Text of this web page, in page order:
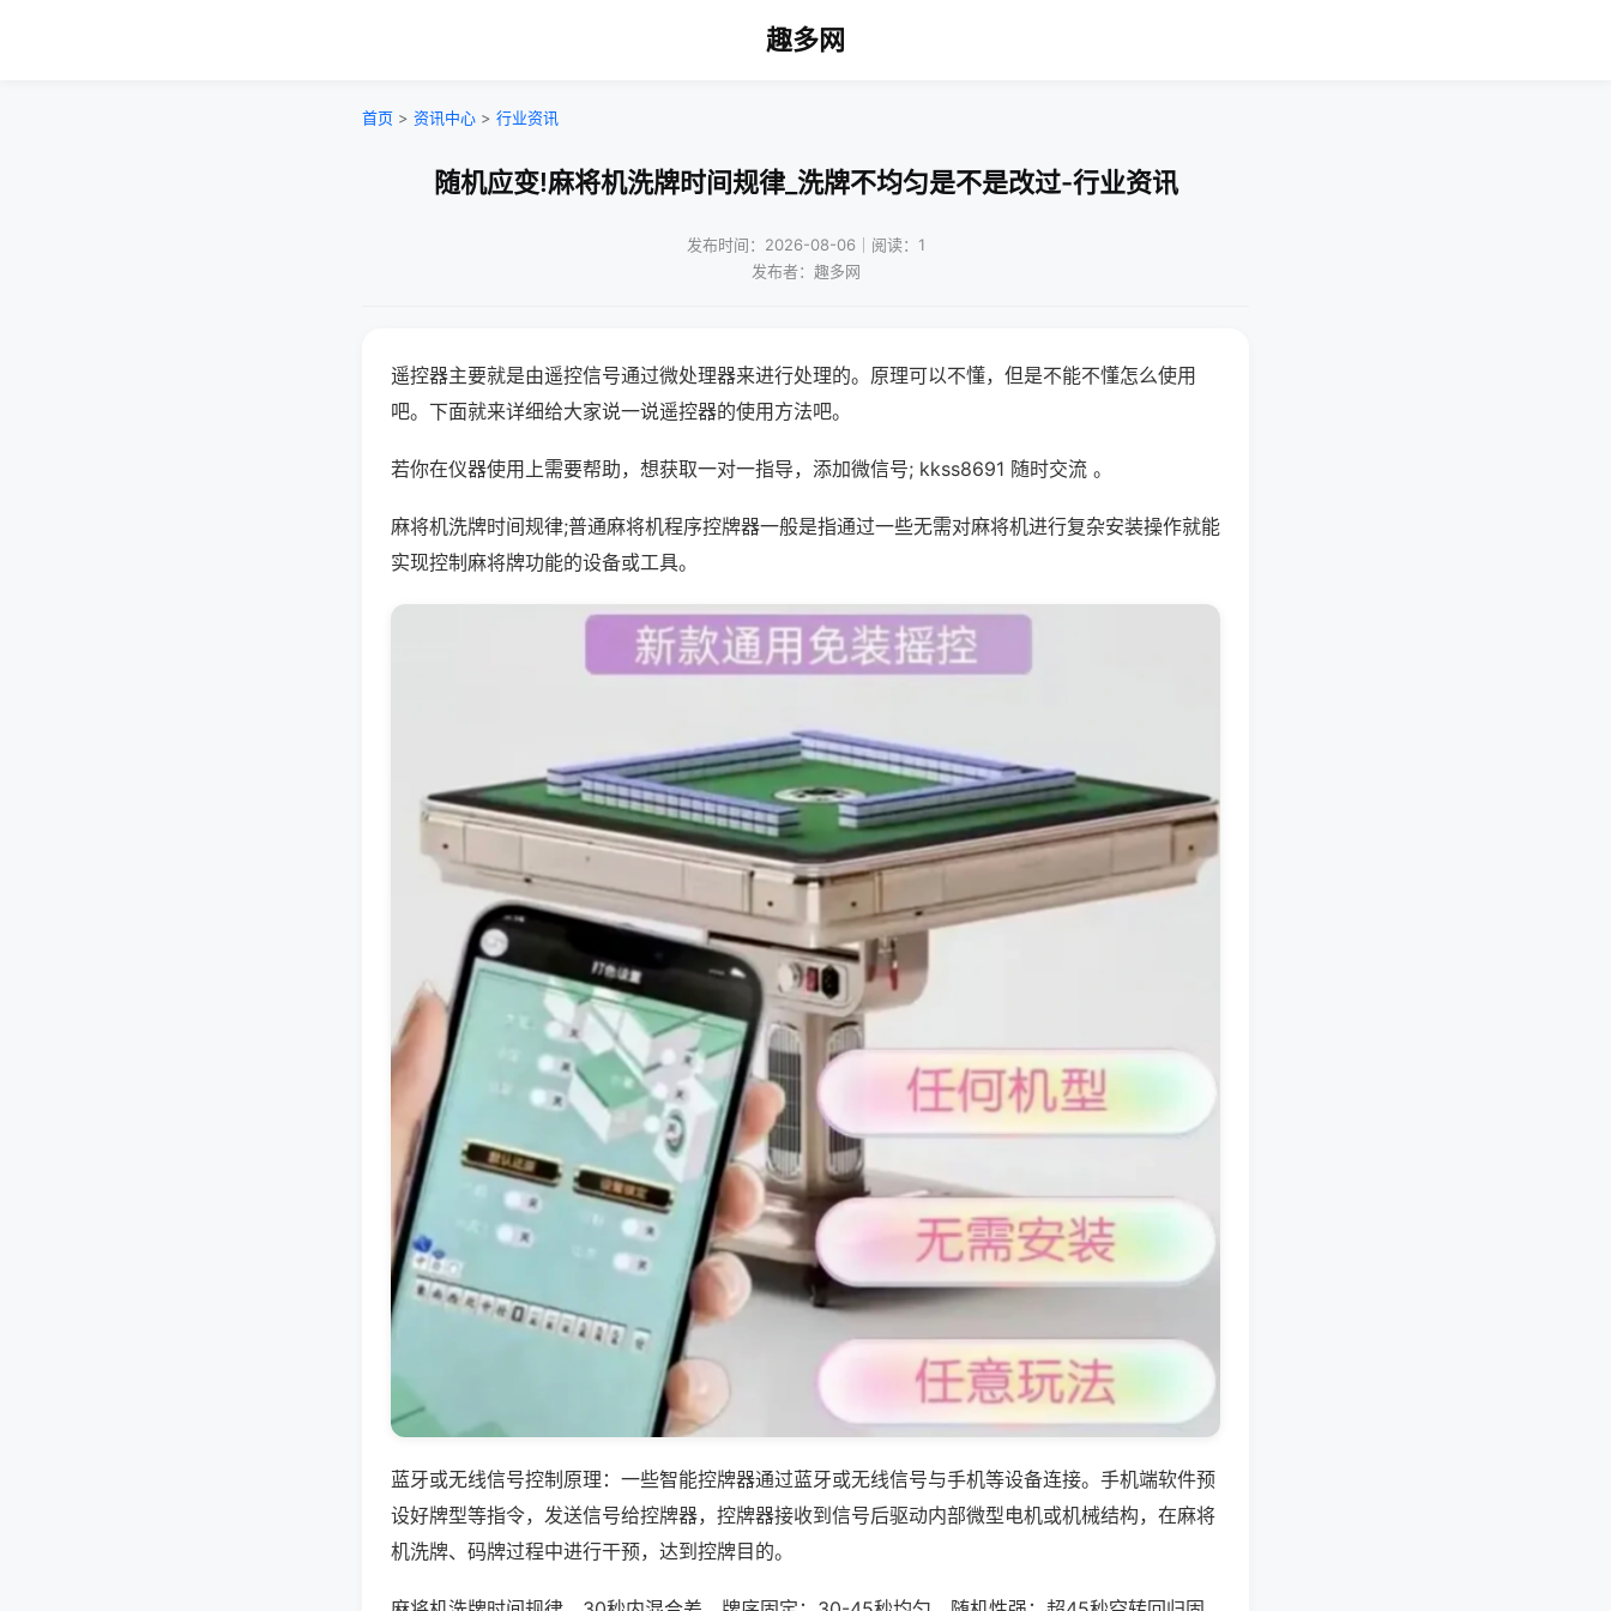
趣多网
首页 > 资讯中心 > 行业资讯
随机应变!麻将机洗牌时间规律_洗牌不均匀是不是改过-行业资讯
发布时间：2026-08-06｜阅读：1
发布者：趣多网
遥控器主要就是由遥控信号通过微处理器来进行处理的。原理可以不懂，但是不能不懂怎么使用
吧。下面就来详细给大家说一说遥控器的使用方法吧。
若你在仪器使用上需要帮助，想获取一对一指导，添加微信号; kkss8691 随时交流 。
麻将机洗牌时间规律;普通麻将机程序控牌器一般是指通过一些无需对麻将机进行复杂安装操作就能
实现控制麻将牌功能的设备或工具。
蓝牙或无线信号控制原理：一些智能控牌器通过蓝牙或无线信号与手机等设备连接。手机端软件预
设好牌型等指令，发送信号给控牌器，控牌器接收到信号后驱动内部微型电机或机械结构，在麻将
机洗牌、码牌过程中进行干预，达到控牌目的。